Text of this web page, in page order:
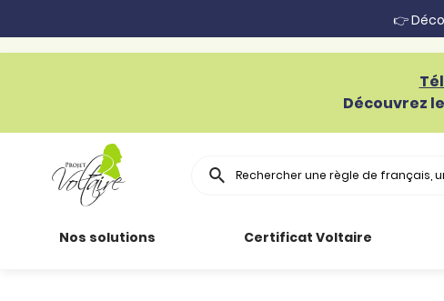
👉
Découvrez
Rechercher
Nos solutions Certificat Voltaire